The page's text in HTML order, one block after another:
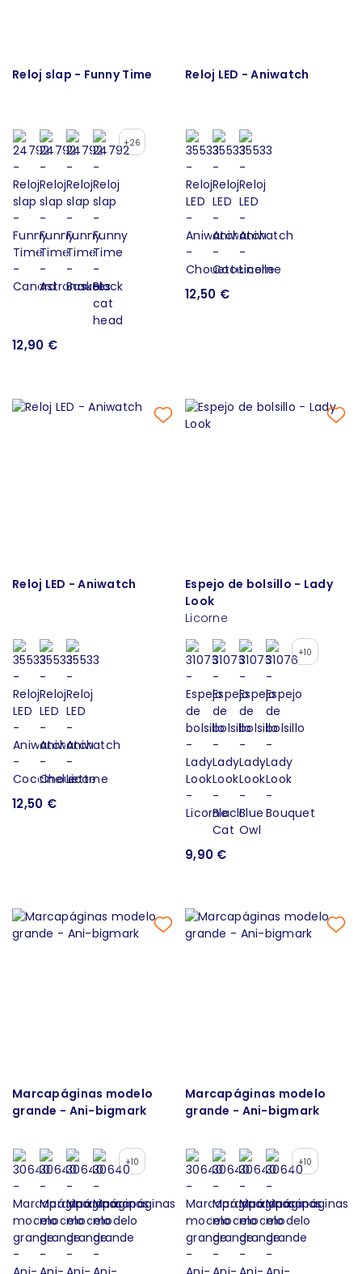
Reloj slap - Funny Time
+26
12,90 €
Reloj LED - Aniwatch
12,50 €
Reloj LED - Aniwatch
12,50 €
Espejo de bolsillo - Lady
Look
Licorne
+10
9,90 €
Marcapáginas modelo
grande - Ani-bigmark
+10
Marcapáginas modelo
grande - Ani-bigmark
+10